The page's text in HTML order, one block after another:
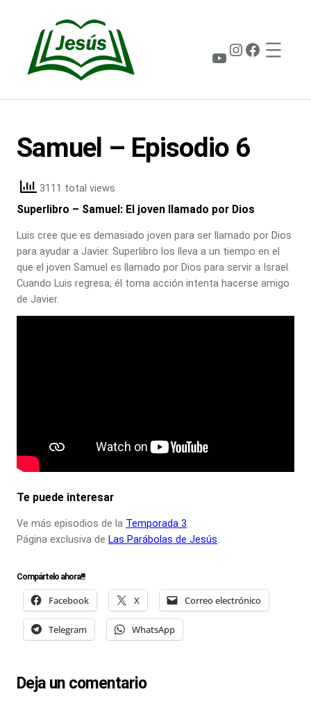
contenido
Instagram
YouTube
Samuel – Episodio 6
3111 total views
Superlibro – Samuel: El joven llamado por Dios
Luis cree que es demasiado joven para ser llamado por Dios
para ayudar a Javier. Superlibro los lleva a un tiempo en el
que el joven Samuel es llamado por Dios para servir a Israel.
Cuando Luis regresa, él toma acción intenta hacerse amigo
de Javier.
Te puede interesar
Ve más episodios de la Temporada 3.
Página exclusiva de Las Parábolas de Jesús.
Compártelo ahora!!!
Facebook X Correo electrónico
Telegram WhatsApp
Deja un comentario